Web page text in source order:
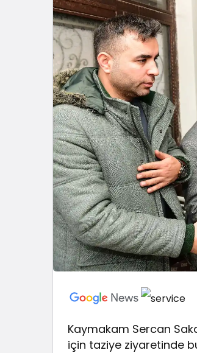
Kaymakam Sercan
için taziye ziyaretinde